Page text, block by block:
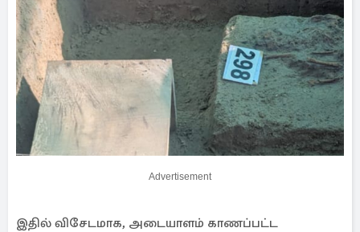
Advertisement
இதில் விசேடமாக, அடையாளம் காணப்பட்ட